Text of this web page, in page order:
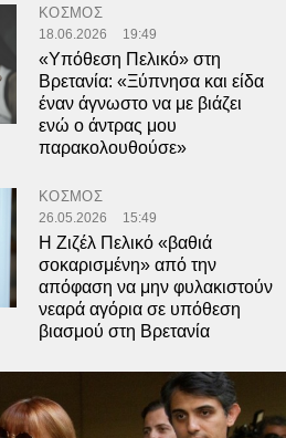
ΚΟΣΜΟΣ
18.06.2026 19:49
«Υπόθεση Πελικό» στη
Βρετανία: «Ξύπνησα και είδα
έναν άγνωστο να με βιάζει
ενώ ο άντρας μου
παρακολουθούσε»
ΚΟΣΜΟΣ
26.05.2026 15:49
Η Ζιζέλ Πελικό «βαθιά
σοκαρισμένη» από την
απόφαση να μην φυλακιστούν
νεαρά αγόρια σε υπόθεση
βιασμού στη Βρετανία